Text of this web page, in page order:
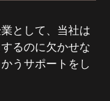
として、当社は
るのに欠かせな
うサポートをし